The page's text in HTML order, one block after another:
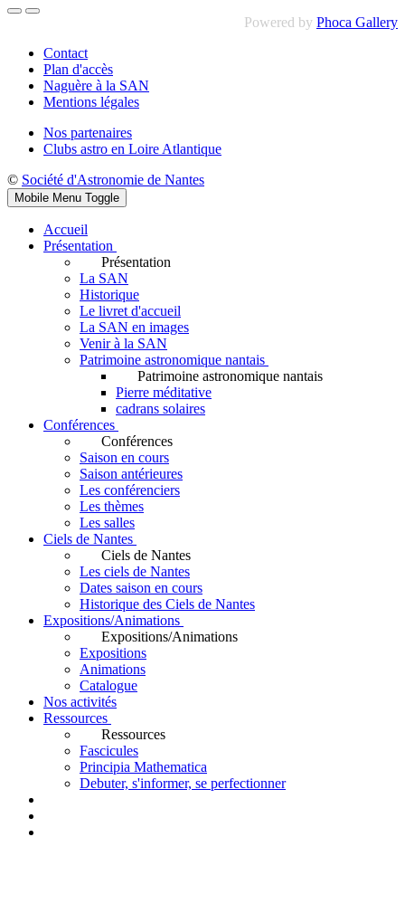
Powered by Phoca Gallery
Contact
Plan d'accès
Naguère à la SAN
Mentions légales
Nos partenaires
Clubs astro en Loire Atlantique
© Société d'Astronomie de Nantes
Mobile Menu Toggle
Accueil
Présentation
Présentation
La SAN
Historique
Le livret d'accueil
La SAN en images
Venir à la SAN
Patrimoine astronomique nantais
Patrimoine astronomique nantais
Pierre méditative
cadrans solaires
Conférences
Conférences
Saison en cours
Saison antérieures
Les conférenciers
Les thèmes
Les salles
Ciels de Nantes
Ciels de Nantes
Les ciels de Nantes
Dates saison en cours
Historique des Ciels de Nantes
Expositions/Animations
Expositions/Animations
Expositions
Animations
Catalogue
Nos activités
Ressources
Ressources
Fascicules
Principia Mathematica
Debuter, s'informer, se perfectionner